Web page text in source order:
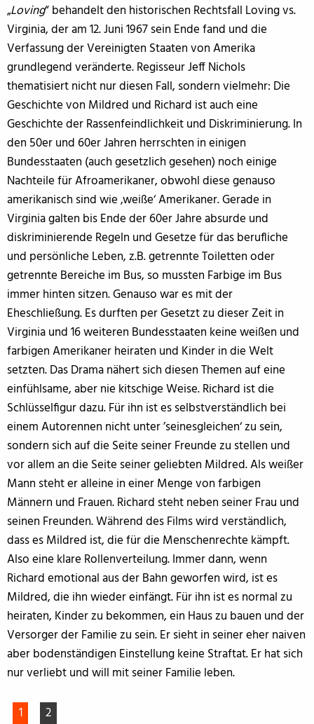
„Loving“ behandelt den historischen Rechtsfall Loving vs.
Virginia, der am 12. Juni 1967 sein Ende fand und die
Verfassung der Vereinigten Staaten von Amerika
grundlegend veränderte. Regisseur Jeff Nichols
thematisiert nicht nur diesen Fall, sondern vielmehr: Die
Geschichte von Mildred und Richard ist auch eine
Geschichte der Rassenfeindlichkeit und Diskriminierung. In
den 50er und 60er Jahren herrschten in einigen
Bundesstaaten (auch gesetzlich gesehen) noch einige
Nachteile für Afroamerikaner, obwohl diese genauso
amerikanisch sind wie ‚weiße‘ Amerikaner. Gerade in
Virginia galten bis Ende der 60er Jahre absurde und
diskriminierende Regeln und Gesetze für das berufliche
und persönliche Leben, z.B. getrennte Toiletten oder
getrennte Bereiche im Bus, so mussten Farbige im Bus
immer hinten sitzen. Genauso war es mit der
Eheschließung. Es durften per Gesetzt zu dieser Zeit in
Virginia und 16 weiteren Bundesstaaten keine weißen und
farbigen Amerikaner heiraten und Kinder in die Welt
setzten. Das Drama nähert sich diesen Themen auf eine
einfühlsame, aber nie kitschige Weise. Richard ist die
Schlüsselfigur dazu. Für ihn ist es selbstverständlich bei
einem Autorennen nicht unter ’seinesgleichen‘ zu sein,
sondern sich auf die Seite seiner Freunde zu stellen und
vor allem an die Seite seiner geliebten Mildred. Als weißer
Mann steht er alleine in einer Menge von farbigen
Männern und Frauen. Richard steht neben seiner Frau und
seinen Freunden. Während des Films wird verständlich,
dass es Mildred ist, die für die Menschenrechte kämpft.
Also eine klare Rollenverteilung. Immer dann, wenn
Richard emotional aus der Bahn geworfen wird, ist es
Mildred, die ihn wieder einfängt. Für ihn ist es normal zu
heiraten, Kinder zu bekommen, ein Haus zu bauen und der
Versorger der Familie zu sein. Er sieht in seiner eher naiven
aber bodenständigen Einstellung keine Straftat. Er hat sich
nur verliebt und will mit seiner Familie leben.
1 2